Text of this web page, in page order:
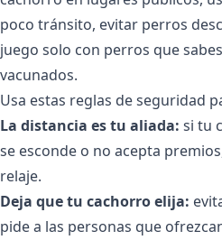
poco tránsito, evitar perros
juego solo con perros que
vacunados.
Usa estas reglas de seguridad
La distancia es tu aliada: si tu
se esconde o no acepta
relaje.
Deja que tu cachorro elija:
pide a las personas que